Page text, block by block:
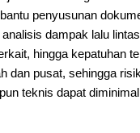
penyusunan
dampak lalu
hingga kepatuhan
dan pusat, sehingga
teknis dapat